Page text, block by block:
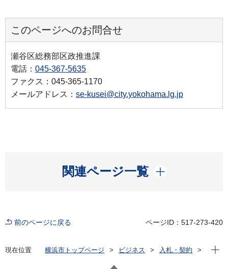
このページへのお問合せ
瀬谷区総務部区政推進課
電話： 045-367-5635
ファクス：045-365-1170
メールアドレス： se-kusei@city.yokohama.lg.jp
関連ページ一覧
開く
前のページに戻る ページID：517-273-420
現在位置 横浜市トップページ ビジネス
入札・契約
現在